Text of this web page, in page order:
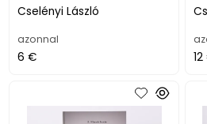
Cselényi László
azonnal
6 €